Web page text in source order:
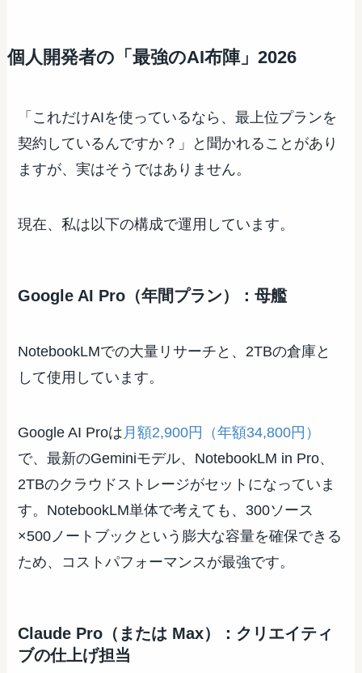
個人開発者の「最強のAI布陣」2026
「これだけAIを使っているなら、最上位プランを
契約しているんですか？」と聞かれることがあり
ますが、実はそうではありません。
現在、私は以下の構成で運用しています。
Google AI Pro（年間プラン）：母艦
NotebookLMでの大量リサーチと、2TBの倉庫と
して使用しています。
Google AI Proは 月額2,900円（年額34,800円）
で、最新のGeminiモデル、NotebookLM in Pro、
2TBのクラウドストレージがセットになっていま
す。NotebookLM単体で考えても、300ソース
×500ノートブックという膨大な容量を確保できる
ため、コストパフォーマンスが最強です。
Claude Pro（または Max）：クリエイティ
ブの仕上げ担当